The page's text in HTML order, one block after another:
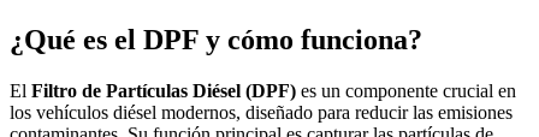
¿Qué es el DPF y cómo funciona?
El Filtro de Partículas Diésel (DPF) es un componente crucial en
los vehículos diésel modernos, diseñado para reducir las emisiones